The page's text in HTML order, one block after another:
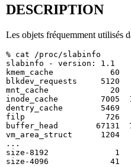
DESCRIPTION
Les objets fréquemment utilisés
% cat /proc/slabinfo
slabinfo - version: 1.1
kmem_cache
blkdev_requests
mnt_cache
inode_cache         7005
dentry_cache        5469
filp                 726
buffer_head        67131
vm_area_struct
...
size-8192              1
size-4096             41